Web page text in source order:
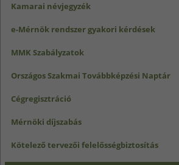
Kamarai névjegyzék
e-Mérnök rendszer gyakori kérdések
MMK Szabályzatok
Országos Szakmai Továbbképzési Naptár
Cégregisztráció
Mérnöki díjszabás
Kötelező tervezői felelősségbiztosítás